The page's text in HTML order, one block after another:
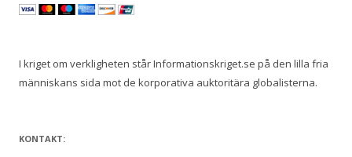
I kriget om verkligheten står Informationskriget.se på den lilla fria
människans sida mot de korporativa auktoritära globalisterna.
KONTAKT: